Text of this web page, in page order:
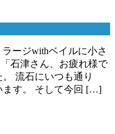
ージwithベイルに小さ
石津さん、お疲れ様で
流石にいつも通り
ます。 そして今回 […]